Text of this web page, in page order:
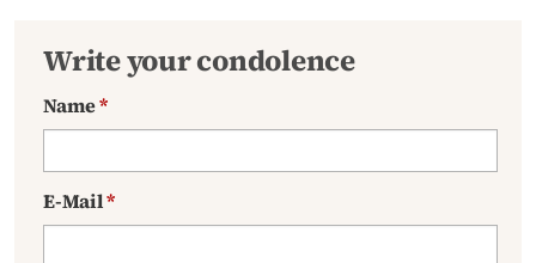
Write your condolence
Name*
E-Mail*